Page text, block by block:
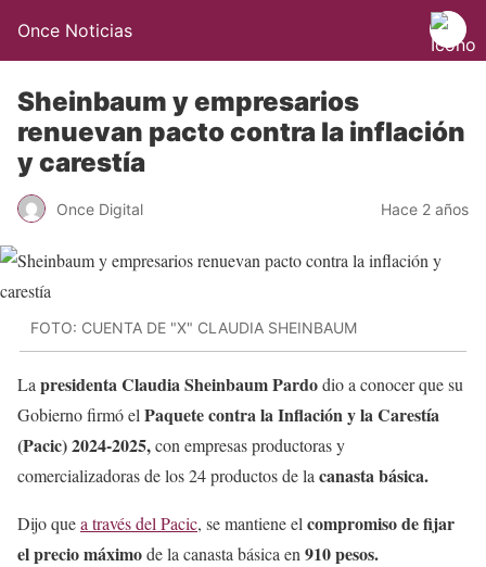
Once Noticias
Sheinbaum y empresarios
renuevan pacto contra la inflación
y carestía
Once Digital Hace 2 años
FOTO: CUENTA DE "X" CLAUDIA SHEINBAUM
La presidenta Claudia Sheinbaum Pardodio a conocer que su
Gobierno firmó el Paquete contra la Inflación y la Carestía
(Pacic) 2024-2025,con empresas productoras y
comercializadoras de los 24 productos de la canasta básica.
Dijo quea través del Pacic, se mantiene el compromiso de fijar
el precio máximode la canasta básica en 910 pesos.